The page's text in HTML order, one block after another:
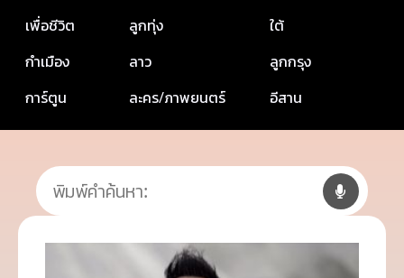
เพื่อชีวิต
ลูกทุ่ง
ใต้
กำเมือง
ลาว
ลูกกรุง
การ์ตูน
ละคร/ภาพยนตร์ อีสาน